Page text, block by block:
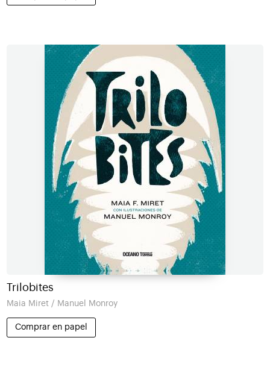
Trilobites
Maia Miret / Manuel Monroy
Comprar en papel